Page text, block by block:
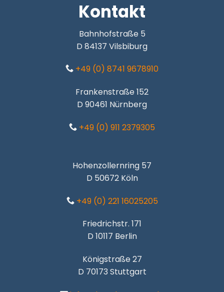
Kontakt
Bahnhofstraße 5
D 84137 Vilsbiburg
+49 (0) 8741 9678910
Frankenstraße 152
D 90461 Nürnberg
+49 (0) 911 2379305
Hohenzollernring 57
D 50672 Köln
+49 (0) 221 16025205
Friedrichstr. 171
D 10117 Berlin
Königstraße 27
D 70173 Stuttgart